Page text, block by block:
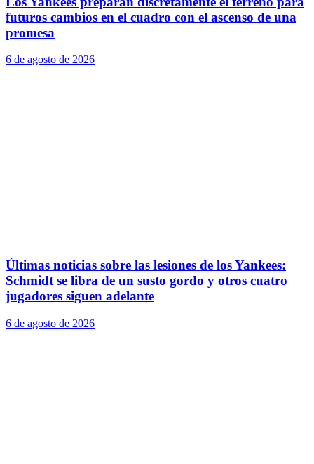
futuros cambios en el cuadro con el ascenso de una
promesa
6 de agosto de 2026
Últimas noticias sobre las lesiones de los Yankees:
Schmidt se libra de un susto gordo y otros cuatro
jugadores siguen adelante
6 de agosto de 2026